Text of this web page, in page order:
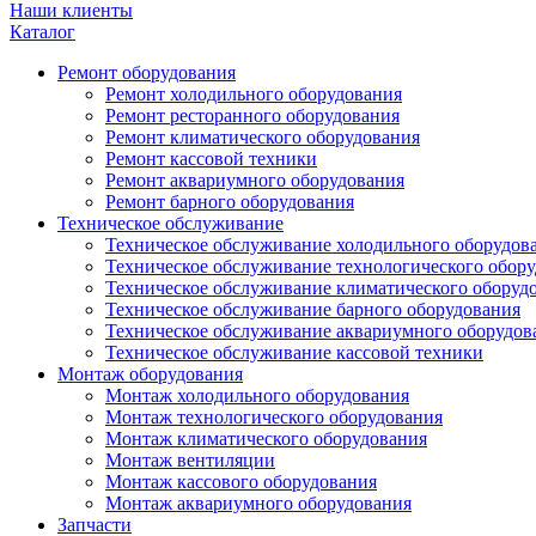
Наши клиенты
Каталог
Ремонт оборудования
Ремонт холодильного оборудования
Ремонт ресторанного оборудования
Ремонт климатического оборудования
Ремонт кассовой техники
Ремонт аквариумного оборудования
Ремонт барного оборудования
Техническое обслуживание
Техническое обслуживание холодильного
Техническое обслуживание технологического
Техническое обслуживание климатического
Техническое обслуживание барного оборудования
Техническое обслуживание аквариумного
Техническое обслуживание кассовой техники
Монтаж оборудования
Монтаж холодильного оборудования
Монтаж технологического оборудования
Монтаж климатического оборудования
Монтаж вентиляции
Монтаж кассового оборудования
Монтаж аквариумного оборудования
Запчасти